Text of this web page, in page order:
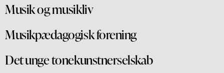
Musik og musikliv
Musikpædagogisk forening
Det unge tonekunstnerselskab